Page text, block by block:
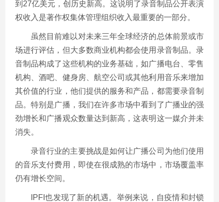
到27亿美元，创历史新高。这说明了录音制品公开表演
权收入是著作权集体管理组织收入最重要的一部分。
虽然目前难以对未来三年全球经济的总体前景或市
场进行评估，但大多数商业机构都会使用录音制品。录
音制品构成了这些机构的业务基础，如广播电台、零售
机构、酒吧、健身房、航空公司或其他利用音乐来增加
其价值的行业，他们提供的服务和产品，都需要录音制
品。特别是广播，我们在许多市场中看到了广播业的强
劲增长和广播观众数量达到新高，这表明这一媒介并未
消失。
录音行业的主要挑战是如何让广播公司为他们使用
的音乐支付费用，即使在很成熟的市场中，市场覆盖率
仍有增长空间。
IPFI也发现了新的机遇。举例来说，自疫情和封锁